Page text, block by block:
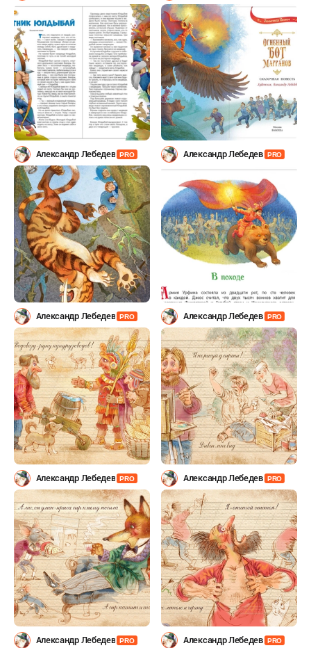
Александр Лебедев PRO Александр Лебедев PRO
Александр Лебедев PRO Александр Лебедев PRO
Александр Лебедев PRO Александр Лебедев PRO
Александр Лебедев PRO Александр Лебедев PRO